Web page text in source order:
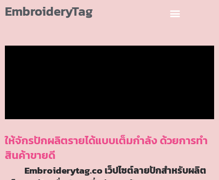
EmbroideryTag
ให้จักรปักผลิตรายได้แบบเต็มกำลัง ด้วยการทำ
สินค้าขายดี
Embroiderytag.co เว็ปไซต์ลายปักสำหรับผลิต